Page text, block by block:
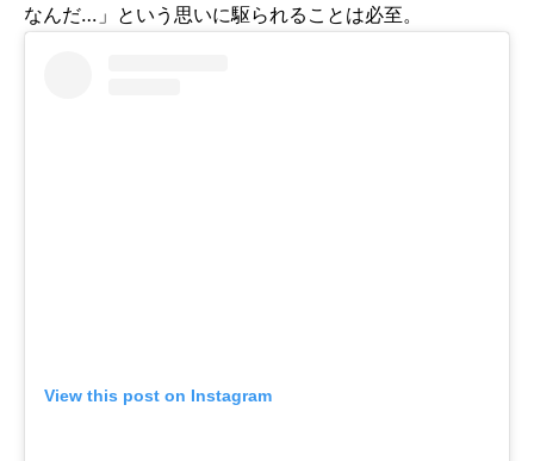
なんだ…」という思いに駆られることは必至。
View this post on Instagram